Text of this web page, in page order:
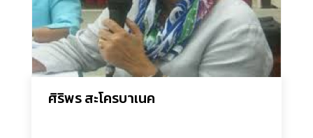
ศิริพร สะโครบาเนค